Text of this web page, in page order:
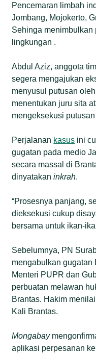
Pencemaran limbah
Jombang, Mojokerto,
Sehinga menimbulkan
lingkungan .
Abdul Aziz, anggota
segera mengajukan
menyusul putusan
menentukan juru sita
mengeksekusi
Perjalanan kasus ini
gugatan pada medio
secara massal di
dinyatakan inkrah.
“Prosesnya panjang,
dieksekusi cukup
bersama untuk ikan-
Sebelumnya, PN
mengabulkan gugatan
Menteri PUPR dan
perbuatan melawan
Brantas. Hakim
Kali Brantas.
Mongabay
aplikasi perpesanan